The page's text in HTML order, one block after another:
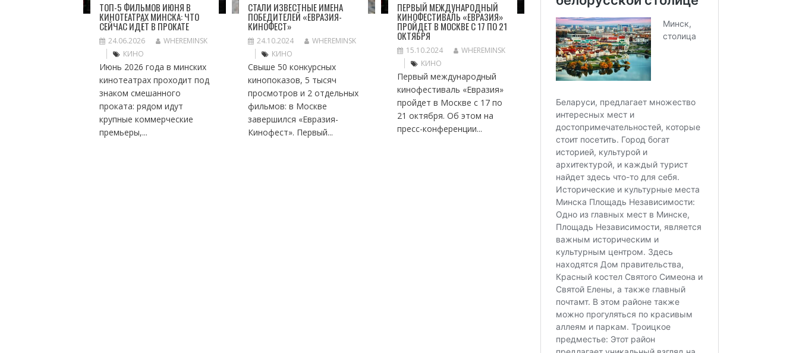
ТОП-5 ФИЛЬМОВ ИЮНЯ В
КИНОТЕАТРАХ МИНСКА: ЧТО
СЕЙЧАС ИДЁТ В ПРОКАТЕ
24.06.2026
WHEREMINSK
КИНО
Июнь 2026 года в минских
кинотеатрах проходит под
знаком смешанного
проката: рядом идут
крупные коммерческие
премьеры,...
СТАЛИ ИЗВЕСТНЫЕ ИМЕНА
ПОБЕДИТЕЛЕЙ «ЕВРАЗИЯ-
КИНОФЕСТ»
24.10.2024
WHEREMINSK
КИНО
Свыше 50 конкурсных
кинопоказов, 5 тысяч
просмотров и 2 отдельных
фильмов: в Москве
завершился «Евразия-
Кинофест». Первый...
ПЕРВЫЙ МЕЖДУНАРОДНЫЙ
КИНОФЕСТИВАЛЬ «ЕВРАЗИЯ»
ПРОЙДЕТ В МОСКВЕ С 17 ПО 21
ОКТЯБРЯ
15.10.2024
WHEREMINSK
КИНО
Первый международный
кинофестиваль «Евразия»
пройдет в Москве с 17 по
21 октября. Об этом на
пресс-конференции...